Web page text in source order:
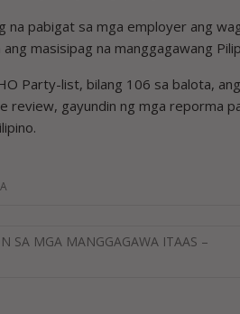
na pabigat sa mga employer ang
masisipag na manggagawang
Party-list, bilang 106 sa balota,
review, gayundin ng mga reporma
SA MGA MANGGAGAWA ITAAS –